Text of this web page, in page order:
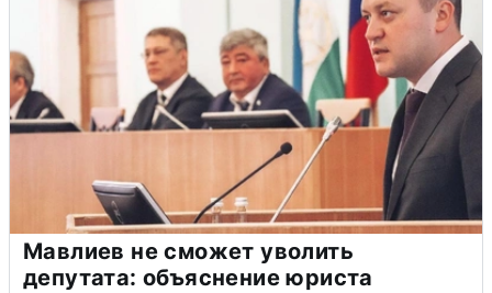
Мавлиев не сможет уволить
депутата: объяснение юриста